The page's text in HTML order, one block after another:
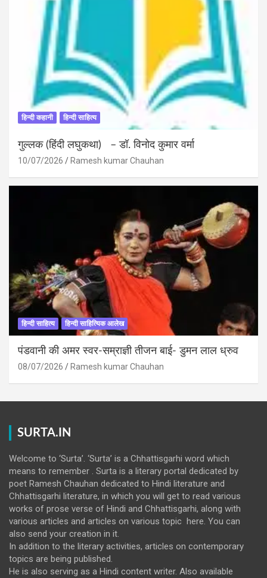
हिन्दी कहानी हिन्दी साहित्य
गुल्लक (हिंदी लघुकथा) – डॉ. विनोद कुमार वर्मा
10/07/2026 Ramesh kumar Chauhan
हिन्दी साहित्य हिन्दी साहित्यिक आलेख
पंडवानी की अमर स्वर-सम्राज्ञी तीजन बाई- डुमन लाल ध्रुव
08/07/2026 Ramesh kumar Chauhan
SURTA.IN
Welcome to ‘Surta’. ‘Surta’ is a Chhattisgarhi word which
means to remember . Surta is a literary portal dedicated by
poet Ramesh Chauhan dedicated to Hindi literature and
Chhattisgarhi literature, in which you will get to read various
works of prose verse of Hindi and Chhattisgarhi, along with
various articles and articles on various topic here. You can
also send your creation in it.
In addition to the literary activities, articles on contemporary
topics are being published.
He is also serving as a Hindi content writer. Also available